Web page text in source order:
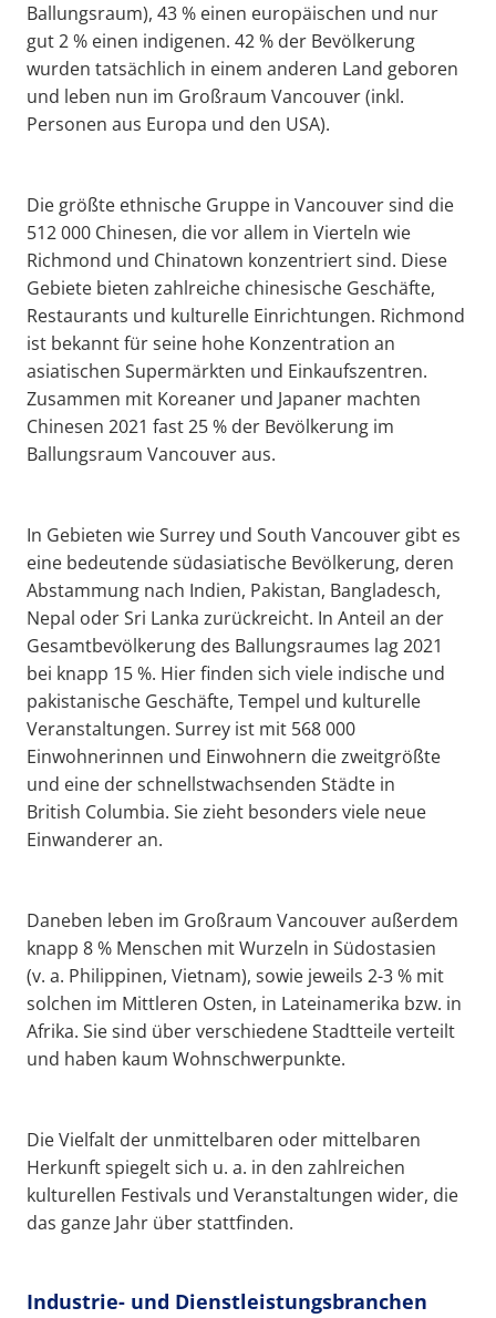
Ballungsraum), 43 % einen europäischen und nur
gut 2 % einen indigenen. 42 % der Bevölkerung
wurden tatsächlich in einem anderen Land geboren
und leben nun im Großraum Vancouver (inkl.
Personen aus Europa und den USA).
Die größte ethnische Gruppe in Vancouver sind die
512 000 Chinesen, die vor allem in Vierteln wie
Richmond und Chinatown konzentriert sind. Diese
Gebiete bieten zahlreiche chinesische Geschäfte,
Restaurants und kulturelle Einrichtungen. Richmond
ist bekannt für seine hohe Konzentration an
asiatischen Supermärkten und Einkaufszentren.
Zusammen mit Koreaner und Japaner machten
Chinesen 2021 fast 25 % der Bevölkerung im
Ballungsraum Vancouver aus.
In Gebieten wie Surrey und South Vancouver gibt es
eine bedeutende südasiatische Bevölkerung, deren
Abstammung nach Indien, Pakistan, Bangladesch,
Nepal oder Sri Lanka zurückreicht. In Anteil an der
Gesamtbevölkerung des Ballungsraumes lag 2021
bei knapp 15 %. Hier finden sich viele indische und
pakistanische Geschäfte, Tempel und kulturelle
Veranstaltungen. Surrey ist mit 568 000
Einwohnerinnen und Einwohnern die zweitgrößte
und eine der schnellstwachsenden Städte in
British Columbia. Sie zieht besonders viele neue
Einwanderer an.
Daneben leben im Großraum Vancouver außerdem
knapp 8 % Menschen mit Wurzeln in Südostasien
(v. a. Philippinen, Vietnam), sowie jeweils 2-3 % mit
solchen im Mittleren Osten, in Lateinamerika bzw. in
Afrika. Sie sind über verschiedene Stadtteile verteilt
und haben kaum Wohnschwerpunkte.
Die Vielfalt der unmittelbaren oder mittelbaren
Herkunft spiegelt sich u. a. in den zahlreichen
kulturellen Festivals und Veranstaltungen wider, die
das ganze Jahr über stattfinden.
Industrie- und Dienstleistungsbranchen